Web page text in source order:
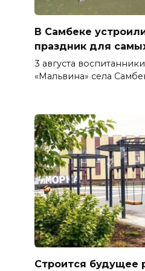
В Самбеке
праздник для
3 августа
«Мальвина» села
Строится будущее